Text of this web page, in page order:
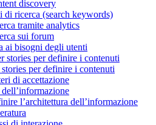
discovery
di ricerca (search keywords)
tramite analytics
sui forum
ai bisogni degli utenti
stories per definire i contenuti
per definire i contenuti
di accettazione
l’architettura dell’informazione